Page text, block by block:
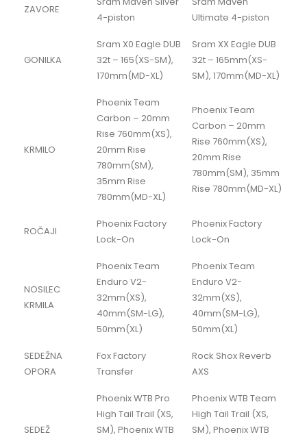
ZAVORE
4-piston
Ultimate 4-piston
GONILKA
Sram X0 Eagle DUB
32t – 165(XS-SM),
170mm(MD-XL)
Sram XX Eagle DUB
32t – 165mm(XS-
SM), 170mm(MD-XL)
KRMILO
Phoenix Team
Carbon – 20mm
Rise 760mm(XS),
20mm Rise
780mm(SM),
35mm Rise
780mm(MD-XL)
Phoenix Team
Carbon – 20mm
Rise 760mm(XS),
20mm Rise
780mm(SM), 35mm
Rise 780mm(MD-XL)
ROČAJI
Phoenix Factory
Lock-On
Phoenix Factory
Lock-On
NOSILEC
KRMILA
Phoenix Team
Enduro V2-
32mm(XS),
40mm(SM-LG),
50mm(XL)
Phoenix Team
Enduro V2-
32mm(XS),
40mm(SM-LG),
50mm(XL)
SEDEŽNA
OPORA
Fox Factory
Transfer
Rock Shox Reverb
AXS
SEDEŽ
Phoenix WTB Pro
High Tail Trail (XS,
SM), Phoenix WTB
Phoenix WTB Team
High Tail Trail (XS,
SM), Phoenix WTB